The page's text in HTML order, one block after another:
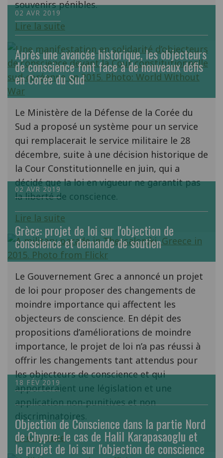
souvenirs pénibles.
Lire la suite
02 AVR 2019
Après une avancée historique, les objecteurs
de conscience font face à de nouveaux défis
en Corée du Sud
Le Ministère de la Défense de la Corée du
Sud a proposé un système pour un service
qui remplacerait le service militaire le 28
décembre, suite à une décision historique de
la Cour Constitutionnelle en juin, qui a
décidé que la loi en vigueur ne garantit pas
la liberté de conscience.
Lire la suite
02 AVR 2019
Grèce: projet de loi sur l'objection de
conscience et demande de soutien
Le Gouvernement Grec a annoncé un projet
de loi pour proposer des changements de
moindre importance qui affectent les
objecteurs de conscience. En dépit des
propositions d’améliorations de moindre
importance, le projet de loi n’a pas réussi à
offrir les changements tant attendus pour
les objecteurs de conscience et qui
apporteraient une législation et une
application non-punitives et non
discriminatoires.
Lire la suite
18 FÉV 2019
Objection de Conscience dans la partie Nord
de Chypre: le cas de Halil Karapasaoglu et
le projet de loi sur l'objection de conscience